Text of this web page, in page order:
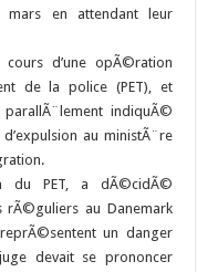
mars en attendant leur
d’une opÃ©ration
de la police (PET), et
indiquÃ©
au ministÃ¨re
du PET, a dÃ©cidÃ©
rÃ©guliers au Danemark
un danger
devait se prononcer